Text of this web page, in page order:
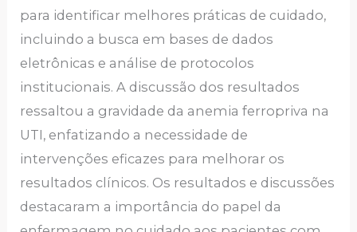
para identificar melhores práticas de cuidado,
incluindo a busca em bases de dados
eletrônicas e análise de protocolos
institucionais. A discussão dos resultados
ressaltou a gravidade da anemia ferropriva na
UTI, enfatizando a necessidade de
intervenções eficazes para melhorar os
resultados clínicos. Os resultados e discussões
destacaram a importância do papel da